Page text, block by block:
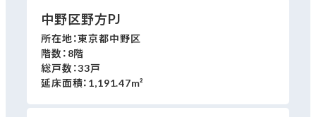
中野区野方PJ
所在地：東京都中野区
階数： 8階
総戸数：33戸
延床面積： 1,191.47m²